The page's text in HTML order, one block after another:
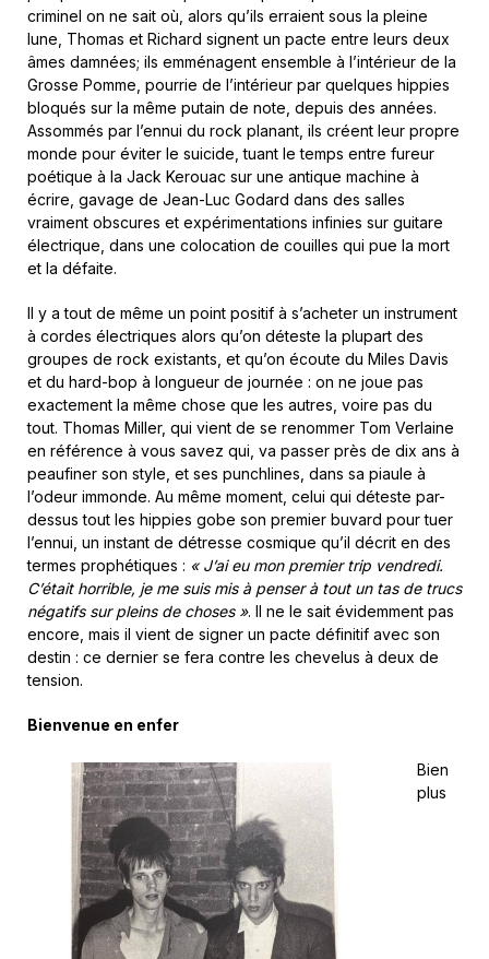
criminel on ne sait où, alors qu’ils erraient sous la pleine
lune, Thomas et Richard signent un pacte entre leurs deux
âmes damnées; ils emménagent ensemble à l’intérieur de la
Grosse Pomme, pourrie de l’intérieur par quelques hippies
bloqués sur la même putain de note, depuis des années.
Assommés par l’ennui du rock planant, ils créent leur propre
monde pour éviter le suicide, tuant le temps entre fureur
poétique à la Jack Kerouac sur une antique machine à
écrire, gavage de Jean-Luc Godard dans des salles
vraiment obscures et expérimentations infinies sur guitare
électrique, dans une colocation de couilles qui pue la mort
et la défaite.
Il y a tout de même un point positif à s’acheter un instrument
à cordes électriques alors qu’on déteste la plupart des
groupes de rock existants, et qu’on écoute du Miles Davis
et du hard-bop à longueur de journée : on ne joue pas
exactement la même chose que les autres, voire pas du
tout. Thomas Miller, qui vient de se renommer Tom Verlaine
en référence à vous savez qui, va passer près de dix ans à
peaufiner son style, et ses punchlines, dans sa piaule à
l’odeur immonde. Au même moment, celui qui déteste par-
dessus tout les hippies gobe son premier buvard pour tuer
l’ennui, un instant de détresse cosmique qu’il décrit en des
termes prophétiques : « J’ai eu mon premier trip vendredi.
C’était horrible, je me suis mis à penser à tout un tas de trucs
négatifs sur pleins de choses ». Il ne le sait évidemment pas
encore, mais il vient de signer un pacte définitif avec son
destin : ce dernier se fera contre les chevelus à deux de
tension.
Bienvenue en enfer
Bien
plus